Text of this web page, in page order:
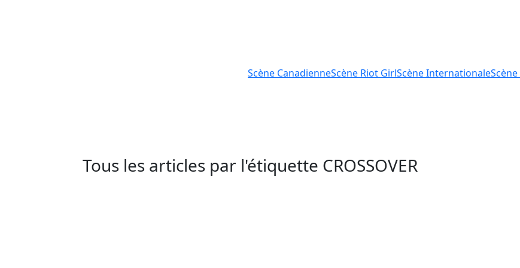
Scène CanadienneScène Riot GirlScèneInternationaleScène
Tous les articles par l'étiquette CROSSOVER